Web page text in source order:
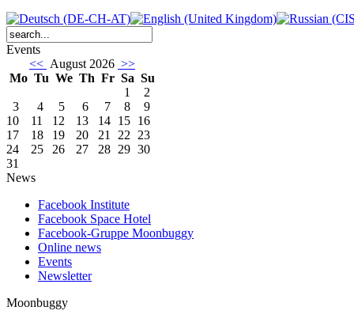
Events
<< August 2026 >>
Mo Tu We Th Fr Sa Su
1
2
3
4 5 6 7 8
9
10
11 12 13 14 15 16
17
18 19 20 21 22 23
24
25 26 27 28 29 30
31
News
Facebook Institute
Facebook Space Hotel
Facebook-Gruppe Moonbuggy
Online news
Events
Newsletter
Moonbuggy